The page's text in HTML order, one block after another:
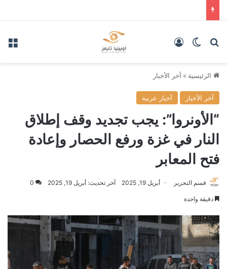
بحث عنالوضع المظلم
الرئيسية » آخر الأخبار
آخر الأخبار أخبار عربية
“الأونروا”: يجب تجديد وقف إطلاق
النار في غزة ورفع الحصار وإعادة
فتح المعابر
قسم التحرير أبريل 19, 2025 آخر تحديث: أبريل 19, 2025 0
دقيقة واحدة